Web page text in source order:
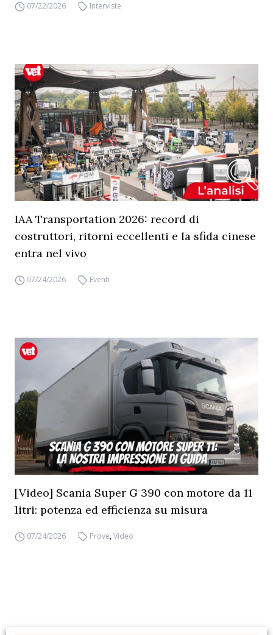
07/22/2026 Interviste
IAA Transportation 2026: record di
costruttori, ritorni eccellenti e la sfida cinese
entra nel vivo
07/24/2026 Eventi
[Video] Scania Super G 390 con motore da 11
litri: potenza ed efficienza su misura
07/24/2026 Prove,Video